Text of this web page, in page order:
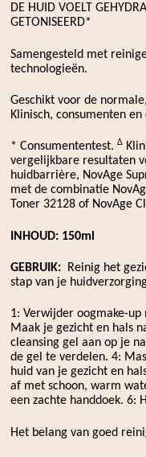
DE HUID VOELT
GETONISEERD*
Samengesteld met
technologieën.
Geschikt voor de
Klinisch, consumenten
* Consumententest.∆
vergelijkbare resultaten
huidbarrière, NovAge
met de combinatie
Toner 32128 of NovAge
INHOUD: 150ml
GEBRUIK:
Reinig het
stap van je
1: Verwijder oogmake-
Maak je gezicht en hals
cleansing gel aan op je
de gel te verdelen. 4:
huid van je gezicht en
af met schoon, warm
een zachte handdoek. 6:
Het belang van goed